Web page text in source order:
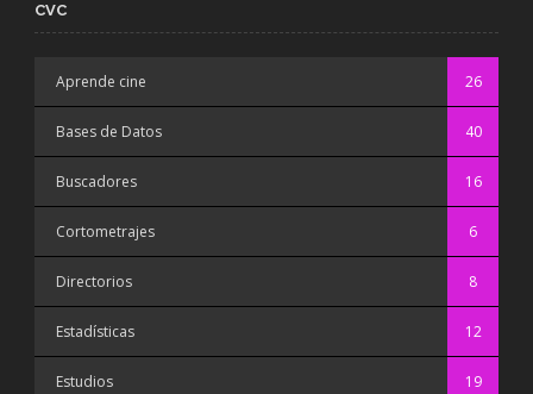
CVC
Aprende cine 26
Bases de Datos 40
Buscadores 16
Cortometrajes 6
Directorios 8
Estadísticas 12
Estudios 19